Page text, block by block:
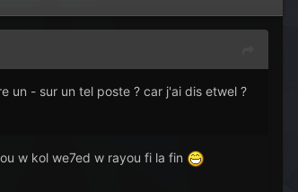
un - sur un tel poste ? car j'ai dis etwel ?
w kol we7ed w rayou fi la fin